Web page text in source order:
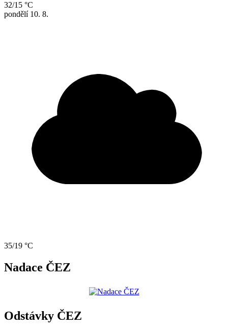
32/15 °C
pondělí 10. 8.
35/19 °C
Nadace ČEZ
Odstávky ČEZ